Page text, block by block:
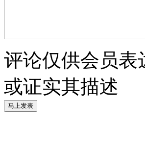
评论仅供会员表
或证实其描述